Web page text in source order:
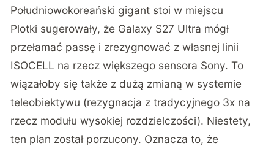
Południowokoreański gigant stoi w miejscu
Plotki sugerowały, że Galaxy S27 Ultra mógł
przełamać passę i zrezygnować z własnej linii
ISOCELL na rzecz większego sensora Sony. To
wiązałoby się także z dużą zmianą w systemie
teleobiektywu (rezygnacja z tradycyjnego 3x na
rzecz modułu wysokiej rozdzielczości). Niestety,
ten plan został porzucony. Oznacza to, że